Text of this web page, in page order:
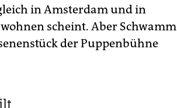
in Amsterdam und in
scheint. Aber Schwamm
der Puppenbühne